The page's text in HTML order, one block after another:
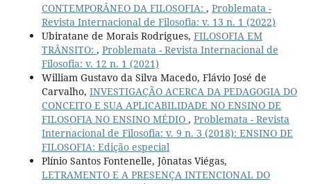
CONTEMPORÂNEO DA FILOSOFIA: , Problemata -
Revista Internacional de Filosofia: v. 13 n. 1 (2022)
Ubiratane de Morais Rodrigues, FILOSOFIA EM
TRÂNSITO: , Problemata - Revista Internacional de
Filosofia: v. 12 n. 1 (2021)
William Gustavo da Silva Macedo, Flávio José de
Carvalho, INVESTIGAÇÃO ACERCA DA PEDAGOGIA DO
CONCEITO E SUA APLICABILIDADE NO ENSINO DE
FILOSOFIA NO ENSINO MÉDIO , Problemata - Revista
Internacional de Filosofia: v. 9 n. 3 (2018): ENSINO DE
FILOSOFIA: Edição especial
Plínio Santos Fontenelle, Jônatas Viégas,
LETRAMENTO E A PRESENÇA INTENCIONAL DO